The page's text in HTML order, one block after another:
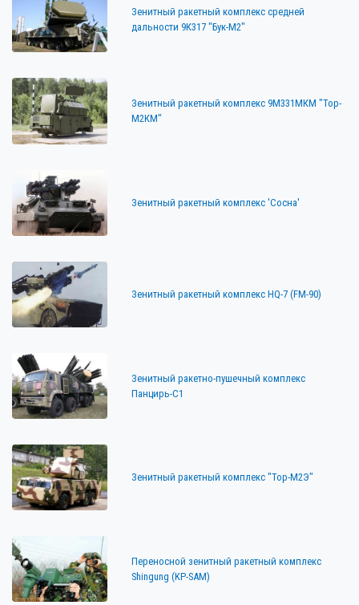
Зенитный ракетный комплекс средней
дальности 9К317 "Бук-М2"
Зенитный ракетный комплекс 9М331МКМ "Тор-
M2КМ"
Зенитный ракетный комплекс 'Сосна'
Зенитный ракетный комплекс HQ-7 (FM-90)
Зенитный ракетно-пушечный комплекс
Панцирь-С1
Зенитный ракетный комплекс "Тор-M2Э"
Переносной зенитный ракетный комплекс
Shingung (KP-SAM)